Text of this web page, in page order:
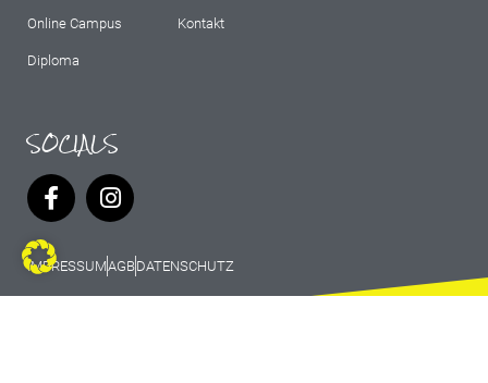
Online Campus
Diploma
Kontakt
SOCIALS
IMPRESSUMAGBDATENSCHUTZ